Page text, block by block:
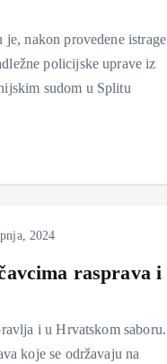
nakon provedene istrage
policijske uprave iz
sudom u Splitu
2024
rasprava i
i u Hrvatskom saboru.
koje se održavaju na